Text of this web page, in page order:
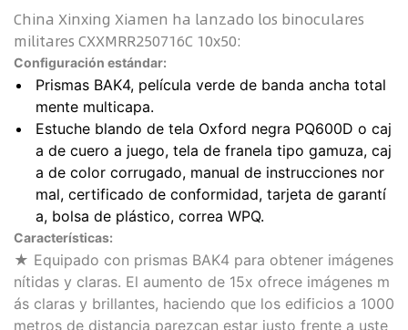
China Xinxing Xiamen ha lanzado los binoculares
militares CXXMRR250716C 10x50:
Configuración estándar:
Prismas BAK4, película verde de banda ancha total
mente multicapa.
Estuche blando de tela Oxford negra PQ600D o caj
a de cuero a juego, tela de franela tipo gamuza, caj
a de color corrugado, manual de instrucciones nor
mal, certificado de conformidad, tarjeta de garantí
a, bolsa de plástico, correa WPQ.
Características:
★ Equipado con prismas BAK4 para obtener imágenes
nítidas y claras. El aumento de 15x ofrece imágenes m
ás claras y brillantes, haciendo que los edificios a 1000
metros de distancia parezcan estar justo frente a uste